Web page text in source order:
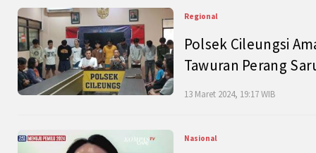
Regional
Polsek Cileungsi
Tawuran Perang
13 Maret 2024, 19:17 WIB
Nasional